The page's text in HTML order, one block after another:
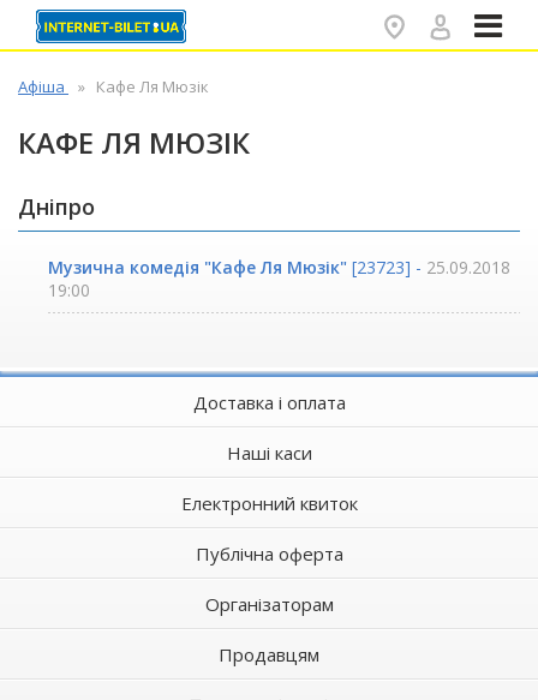
Афіша Кафе Ля Мюзік
КАФЕ ЛЯ МЮЗІК
Дніпро
Музична комедія "Кафе Ля Мюзік" [23723] - 25.09.2018
19:00
Доставка і оплата
Наші каси
Електронний квиток
Публічна оферта
Організаторам
Продавцям